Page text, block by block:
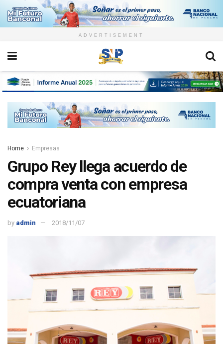
ADVERTISEMENT
Home Empresas
Grupo Rey llega acuerdo de
compra venta con empresa
ecuatoriana
by admin 2018/11/07